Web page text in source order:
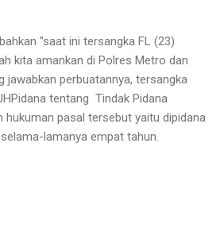
"saat ini tersangka FL (23)
kita amankan di Polres Metro dan
jawabkan perbuatannya, tersangka
tentang Tindak Pidana
hukuman pasal tersebut yaitu dipidana
lamanya empat tahun.